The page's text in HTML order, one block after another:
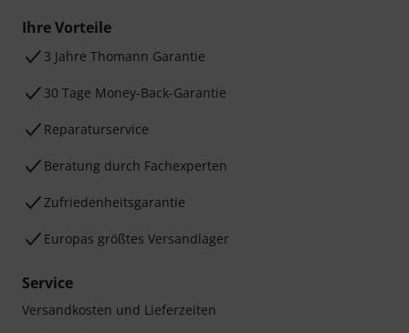
Ihre Vorteile
3 Jahre Thomann Garantie
30 Tage Money-Back-Garantie
Reparaturservice
Beratung durch Fachexperten
Zufriedenheitsgarantie
Europas größtes Versandlager
Service
Versandkosten und Lieferzeiten